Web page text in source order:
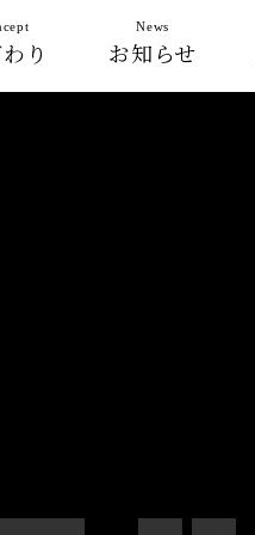
り お知らせ
News